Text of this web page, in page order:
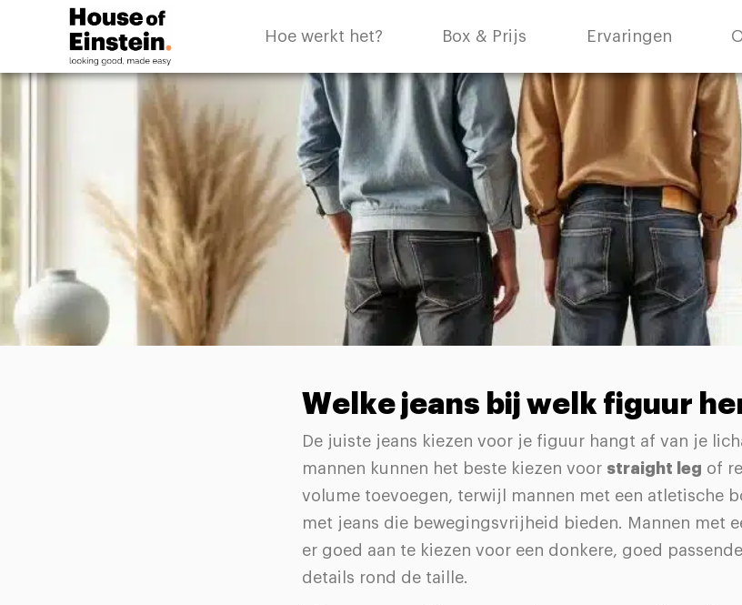
Hoe werkt het? Box & Prijs Ervaringen
Welke jeans bij welk figuur
De juiste jeans kiezen voor je figuur hangt af van je
mannen kunnen het beste kiezen voor straight leg of
volume toevoegen, terwijl mannen met een atletische
met jeans die bewegingsvrijheid bieden. Mannen met
er goed aan te kiezen voor een donkere, goed
details rond de taille.